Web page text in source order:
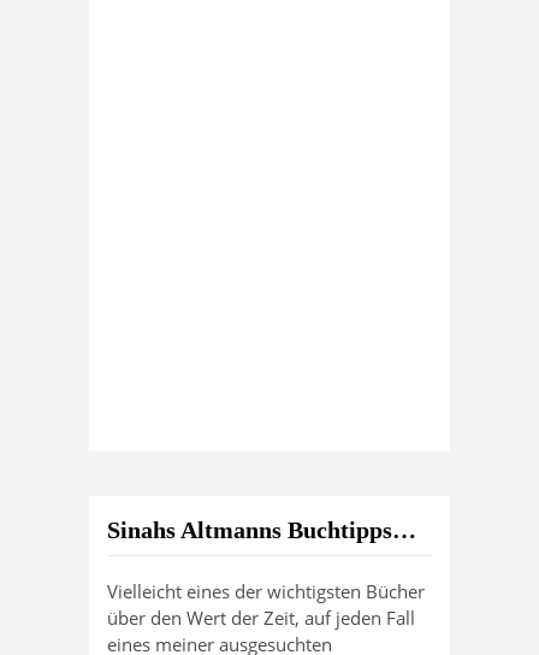
Sinahs Altmanns Buchtipps…
Vielleicht eines der wichtigsten Bücher
über den Wert der Zeit, auf jeden Fall
eines meiner ausgesuchten